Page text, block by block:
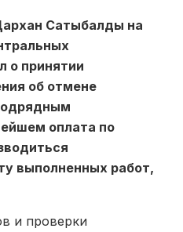
Сатыбалды на
о принятии
об отмене
оплата по
выполненных работ,
и проверки